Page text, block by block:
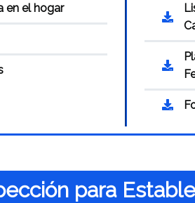
en el hogar
para